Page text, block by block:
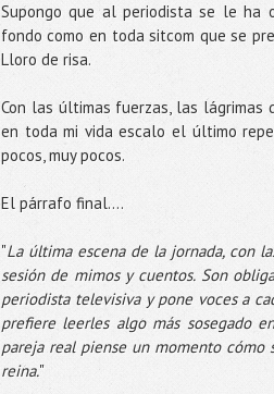
Supongo que al periodista se le ha
fondo como en toda sitcom que se
Lloro de risa.
Con las últimas fuerzas, las lágrimas
en toda mi vida escalo el último
pocos, muy pocos.
El párrafo final....
"La última escena de la jornada, con
sesión de mimos y cuentos. Son
periodista televisiva y pone voces a
prefiere leerles algo más sosegado
pareja real piense un momento
reina."